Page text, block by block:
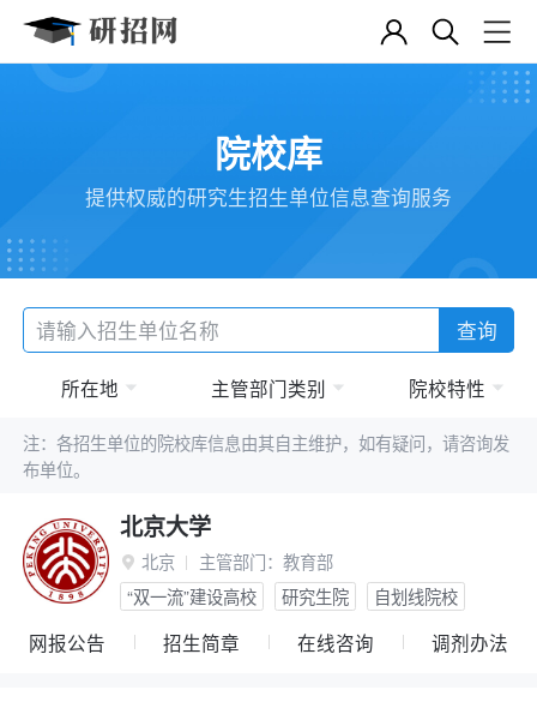
院校库
提供权威的研究生招生单位信息查询服务
查询
所在地 主管部门类别 院校特性
注：各招生单位的院校库信息由其自主维护，如有疑问，请咨询发
布单位。
北京大学
 北京 主管部门： 教育部
“双一流”建设高校
研究生院 自划线院校
网报公告 招生简章 在线咨询 调剂办法